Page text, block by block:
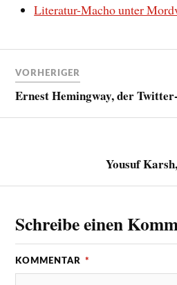
Literatur-Macho unter
VORHERIGER
Ernest Hemingway, der
Yousuf
Schreibe einen
KOMMENTAR *